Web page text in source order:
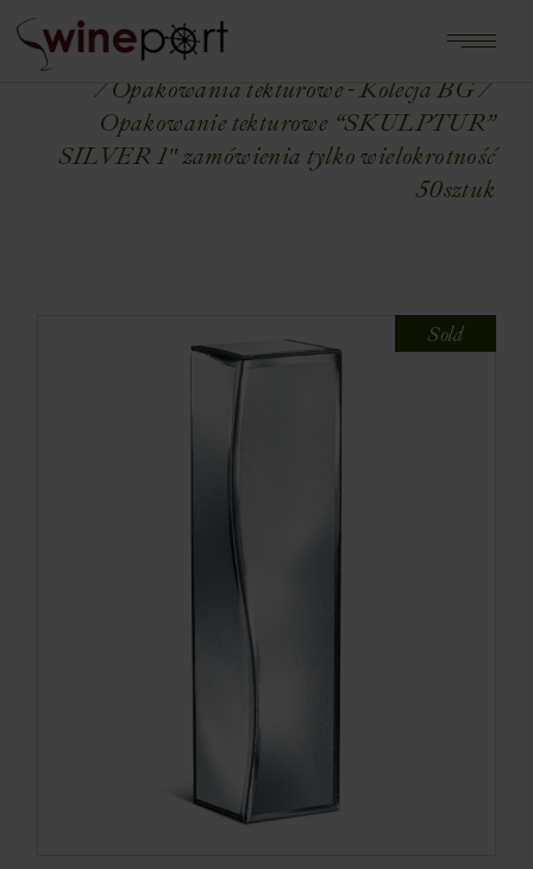
Home Shop
OPAKOWANIA NA WINA
Opakowania tekturowe - Kolecja BG
Opakowanie tekturowe “SKULPTUR”
SILVER 1″ zamówienia tylko wielokrotność
50sztuk
Sold